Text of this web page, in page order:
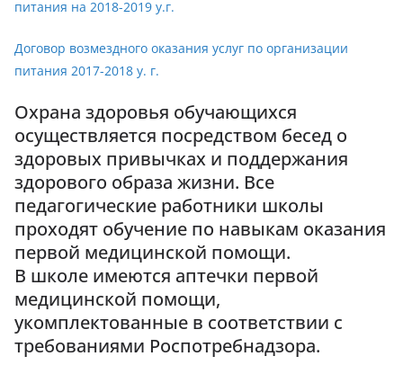
питания на 2018-2019 у.г.
Договор возмездного оказания услуг по организации
питания 2017-2018 у. г.
Охрана здоровья обучающихся
осуществляется посредством бесед о
здоровых привычках и поддержания
здорового образа жизни. Все
педагогические работники школы
проходят обучение по навыкам оказания
первой медицинской помощи.
В школе имеются аптечки первой
медицинской помощи,
укомплектованные в соответствии с
требованиями Роспотребнадзора.